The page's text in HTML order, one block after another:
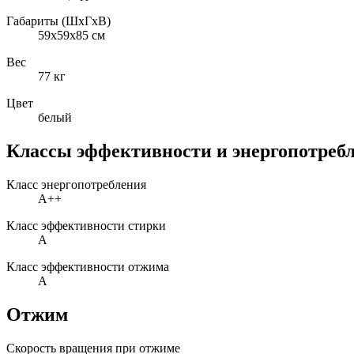
Габариты (ШxГxВ)
59x59x85 см
Вес
77 кг
Цвет
белый
Классы эффективности и
Класс энергопотребления
A++
Класс эффективности стирки
A
Класс эффективности отжима
A
Отжим
Скорость вращения при отжиме